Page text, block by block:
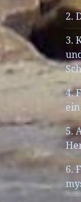
2.
3.
4.
5.
6.